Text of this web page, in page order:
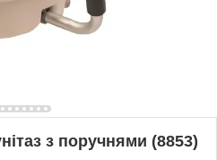
з поручнями (8853)